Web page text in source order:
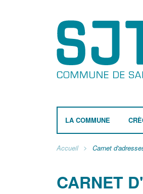
LA COMMUNE
Accueil Carnet
CARNET